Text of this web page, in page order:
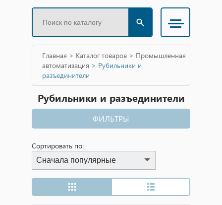
Главная > Каталог товаров > Промышленная
автоматизация > Рубильники и
разъединители
Рубильники и разъединители
ФИЛЬТРЫ
Сортировать по:
Сначала популярные
Сначала популярные
Сначала дешевые